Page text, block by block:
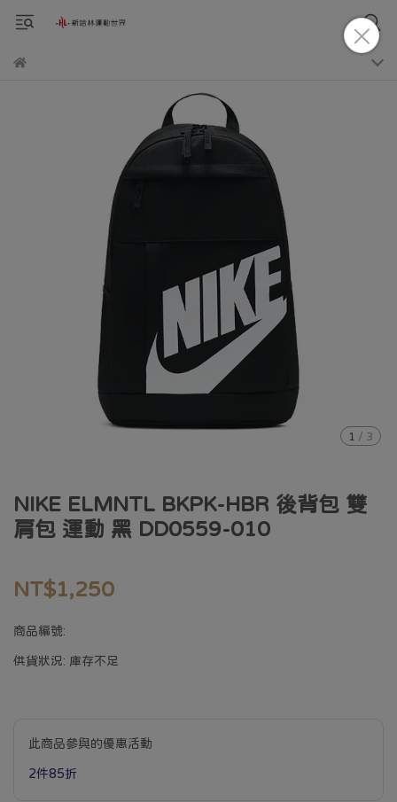
1 / 3
NIKE ELMNTL BKPK-HBR 後背包 雙
肩包 運動 黑 DD0559-010
NT$1,250
商品編號:
供貨狀況: 庫存不足
此商品參與的優惠活動
2件85折